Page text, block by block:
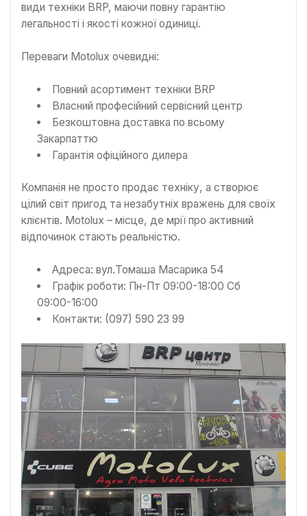
види техніки BRP, маючи повну гарантію
легальності і якості кожної одиниці.
Переваги Motolux очевидні:
Повний асортимент техніки BRP
Власний професійний сервісний центр
Безкоштовна доставка по всьому
Закарпаттю
Гарантія офіційного дилера
Компанія не просто продає техніку, а створює
цілий світ пригод та незабутніх вражень для своїх
клієнтів. Motolux – місце, де мрії про активний
відпочинок стають реальністю.
Адреса: вул.Томаша Масарика 54
Графік роботи: Пн-Пт 09:00-18:00 Сб
09:00-16:00
Контакти: (097) 590 23 99